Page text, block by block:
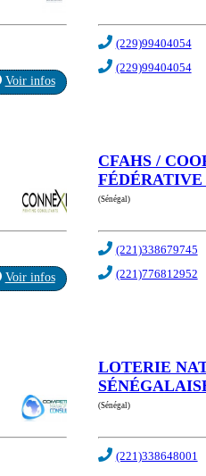
Voir infos
(229)99404054
(229)99404054
Voir infos
CFAHS /
FÉDÉRATIVE
(Sénégal)
(221)338679745
(221)776812952
LOTERIE
(Sénégal)
(221)338648001